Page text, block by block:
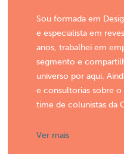
Sou formada em
e especialista em
anos, trabalhei em
segmento e
universo por aqui.
e consultorias sobre
time de colunistas da
Ver mais